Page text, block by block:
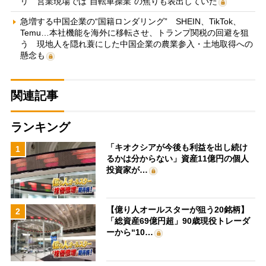
急増する中国企業の“国籍ロンダリング” SHEIN、TikTok、
Temu…本社機能を海外に移転させ、トランプ関税の回避を狙
う 現地人を隠れ蓑にした中国企業の農業参入・土地取得への
懸念も
関連記事
ランキング
1
「キオクシアが今後も利益を出し続け
るかは分からない」資産11億円の個人
投資家が…
2
【億り人オールスターが狙う20銘柄】
「総資産69億円超」90歳現役トレーダ
ーから“10…